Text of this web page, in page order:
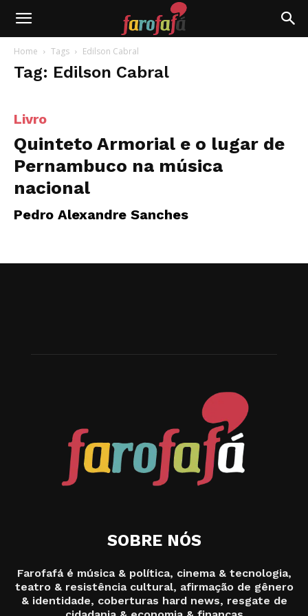
Farofafá
Home Tags Edilson Cabral
Tag: Edilson Cabral
Livro
Quinteto Armorial e o lugar de
Pernambuco na música
nacional
Pedro Alexandre Sanches
SOBRE NÓS
Farofafá é música & política, cinema & tecnologia,
teatro & resistência cultural, afirmação de gênero
& identidade, coberturas hard news, resgate de